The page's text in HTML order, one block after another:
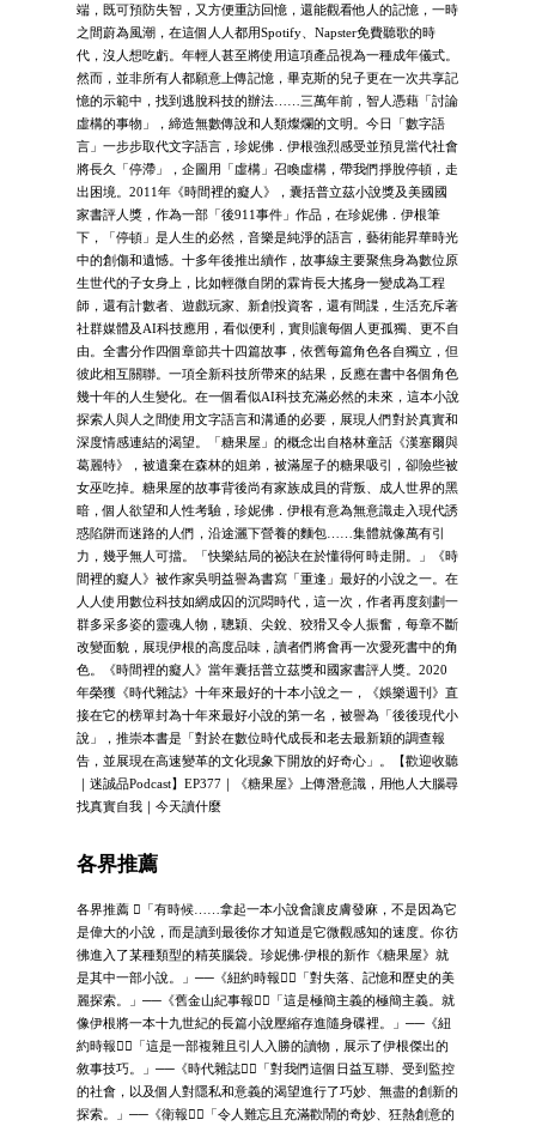
端，既可預防失智，又方便重訪回憶，還能觀看他人的記憶，一時
之間蔚為風潮，在這個人人都用Spotify、Napster免費聽歌的時
代，沒人想吃虧。年輕人甚至將使用這項產品視為一種成年儀式。
然而，並非所有人都願意上傳記憶，畢克斯的兒子更在一次共享記
憶的示範中，找到逃脫科技的辦法……三萬年前，智人憑藉「討論
虛構的事物」，締造無數傳說和人類燦爛的文明。今日「數字語
言」一步步取代文字語言，珍妮佛．伊根強烈感受並預見當代社會
將長久「停滯」，企圖用「虛構」召喚虛構，帶我們掙脫停頓，走
出困境。2011年《時間裡的癡人》，囊括普立茲小說獎及美國國
家書評人獎，作為一部「後911事件」作品，在珍妮佛．伊根筆
下，「停頓」是人生的必然，音樂是純淨的語言，藝術能昇華時光
中的創傷和遺憾。十多年後推出續作，故事線主要聚焦身為數位原
生世代的子女身上，比如輕微自閉的霖肯長大搖身一變成為工程
師，還有計數者、遊戲玩家、新創投資客，還有間諜，生活充斥著
社群媒體及AI科技應用，看似便利，實則讓每個人更孤獨、更不自
由。全書分作四個章節共十四篇故事，依舊每篇角色各自獨立，但
彼此相互關聯。一項全新科技所帶來的結果，反應在書中各個角色
幾十年的人生變化。在一個看似AI科技充滿必然的未來，這本小說
探索人與人之間使用文字語言和溝通的必要，展現人們對於真實和
深度情感連結的渴望。「糖果屋」的概念出自格林童話《漢塞爾與
葛麗特》，被遺棄在森林的姐弟，被滿屋子的糖果吸引，卻險些被
女巫吃掉。糖果屋的故事背後尚有家族成員的背叛、成人世界的黑
暗，個人欲望和人性考驗，珍妮佛．伊根有意為無意識走入現代誘
惑陷阱而迷路的人們，沿途灑下營養的麵包……集體就像萬有引
力，幾乎無人可擋。「快樂結局的祕訣在於懂得何時走開。」《時
間裡的癡人》被作家吳明益譽為書寫「重逢」最好的小說之一。在
人人使用數位科技如網成囚的沉悶時代，這一次，作者再度刻劃一
群多采多姿的靈魂人物，聰穎、尖銳、狡猾又令人振奮，每章不斷
改變面貌，展現伊根的高度品味，讀者們將會再一次愛死書中的角
色。《時間裡的癡人》當年囊括普立茲獎和國家書評人獎。2020
年榮獲《時代雜誌》十年來最好的十本小說之一，《娛樂週刊》直
接在它的榜單封為十年來最好小說的第一名，被譽為「後後現代小
說」，推崇本書是「對於在數位時代成長和老去最新穎的調查報
告，並展現在高速變革的文化現象下開放的好奇心」。【歡迎收聽
｜迷誠品Podcast】EP377｜《糖果屋》上傳潛意識，用他人大腦尋
找真實自我｜今天讀什麼
各界推薦
各界推薦 「有時候……拿起一本小說會讓皮膚發麻，不是因為它
是偉大的小說，而是讀到最後你才知道是它微觀感知的速度。你彷
彿進入了某種類型的精英腦袋。珍妮佛‧伊根的新作《糖果屋》就
是其中一部小說。」──《紐約時報》「對失落、記憶和歷史的美
麗探索。」──《舊金山紀事報》「這是極簡主義的極簡主義。就
像伊根將一本十九世紀的長篇小說壓縮存進隨身碟裡。」──《紐
約時報》「這是一部複雜且引人入勝的讀物，展示了伊根傑出的
敘事技巧。」──《時代雜誌》「對我們這個日益互聯、受到監控
的社會，以及個人對隱私和意義的渴望進行了巧妙、無盡的創新的
探索。」──《衛報》「令人難忘且充滿歡鬧的奇妙、狂熱創意的